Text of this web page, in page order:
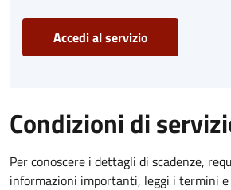
Accedi al servizio
Condizioni di
Per conoscere i dettagli di scadenze,
informazioni importanti, leggi i termini e